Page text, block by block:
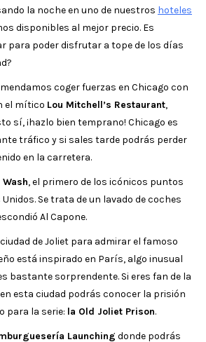
la noche en uno de nuestros hoteles
disponibles al mejor precio. Es
para poder disfrutar a tope de los días
coger fuerzas en Chicago con
el mítico Lou Mitchell’s Restaurant,
sí, ¡hazlo bien temprano! Chicago es
tráfico y si sales tarde podrás perder
en la carretera.
, el primero de los icónicos puntos
Se trata de un lavado de coches
Al Capone.
de Joliet para admirar el famoso
está inspirado en París, algo inusual
bastante sorprendente. Si eres fan de la
en esta ciudad podrás conocer la prisión
para la serie: la Old Joliet Prison.
Launching donde podrás